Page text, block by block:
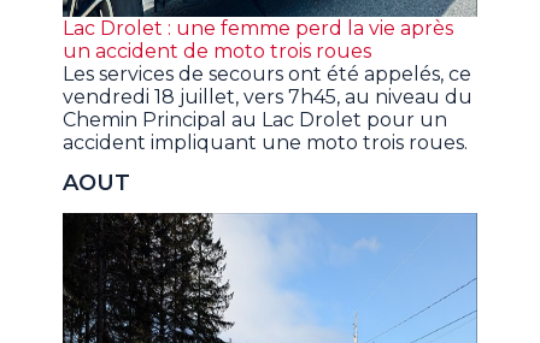
Lac Drolet : une femme perd la vie après
un accident de moto trois roues
Les services de secours ont été appelés, ce
vendredi 18 juillet, vers 7h45, au niveau du
Chemin Principal au Lac Drolet pour un
accident impliquant une moto trois roues.
AOUT